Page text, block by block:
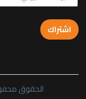
i
l
E
m
E
a
l
* اشتراك
الحقوق محفوظة © 2026